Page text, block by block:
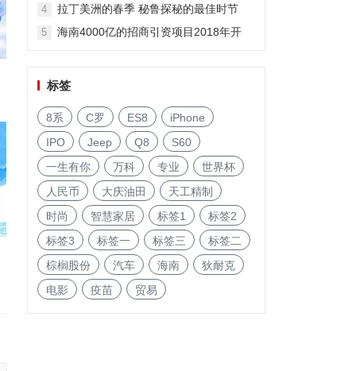
4 拉丁美洲的春季 秘鲁探秘的最佳时节
5
海南4000亿的招商引资项目2018年开
标签
8系 C罗 ES8
iPhone
IPO
Jeep Q8
S60
一生有你
万科 专业
世界杯
人民币
大庆油田
天工精制
时尚
智慧家居 标签1
标签2
标签3
标签一 标签三
标签二
棕榈股份
汽车 海南
狄耐克
电影
疫苗 贸易